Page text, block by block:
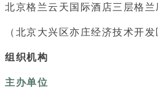
北京格兰云天国际酒店三层格兰
（北京大兴区亦庄经济技术开
组织机构
主办单位